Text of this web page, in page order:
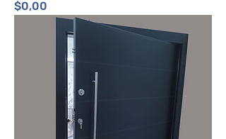
Precio
$0,00